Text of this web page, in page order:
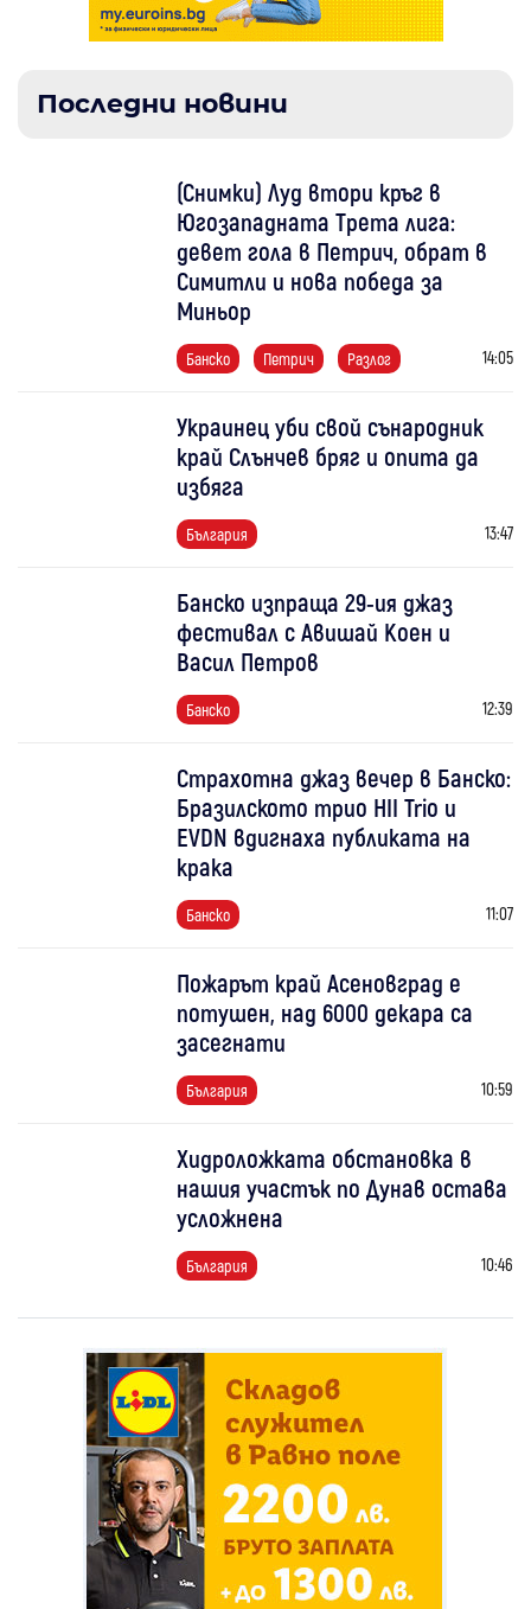
Последни новини
(Снимки) Луд втори кръг в
Югозападната Трета лига:
девет гола в Петрич, обрат в
Симитли и нова победа за
Миньор
Банско Петрич Разлог 14:05
Украинец уби свой сънародник
край Слънчев бряг и опита да
избяга
България 13:47
Банско изпраща 29-ия джаз
фестивал с Авишай Коен и
Васил Петров
Банско 12:39
Страхотна джаз вечер в Банско:
Бразилското трио HII Trio и
EVDN вдигнаха публиката на
крака
Банско 11:07
Пожарът край Асеновград е
потушен, над 6000 декара са
засегнати
България 10:59
Хидроложката обстановка в
нашия участък по Дунав остава
усложнена
България 10:46